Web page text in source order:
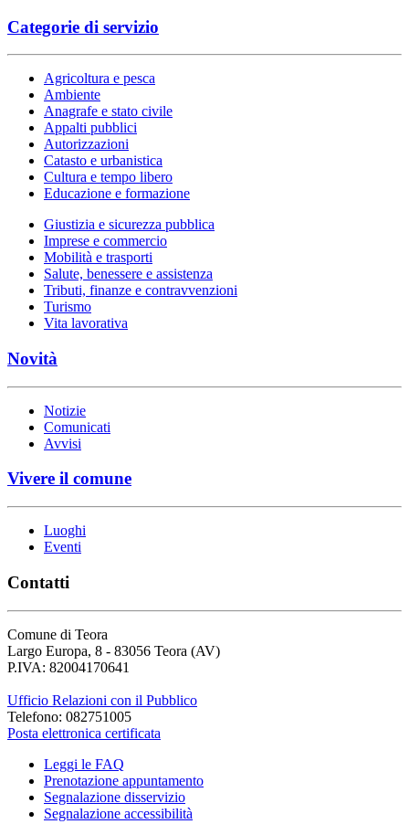
Categorie di servizio
Agricoltura e pesca
Ambiente
Anagrafe e stato civile
Appalti pubblici
Autorizzazioni
Catasto e urbanistica
Cultura e tempo libero
Educazione e formazione
Giustizia e sicurezza pubblica
Imprese e commercio
Mobilità e trasporti
Salute, benessere e assistenza
Tributi, finanze e contravvenzioni
Turismo
Vita lavorativa
Novità
Notizie
Comunicati
Avvisi
Vivere il comune
Luoghi
Eventi
Contatti
Comune di Teora
Largo Europa, 8 - 83056 Teora (AV)
P.IVA: 82004170641
Ufficio Relazioni con il Pubblico
Telefono: 082751005
Posta elettronica certificata
Leggi le FAQ
Prenotazione appuntamento
Segnalazione disservizio
Segnalazione accessibilità